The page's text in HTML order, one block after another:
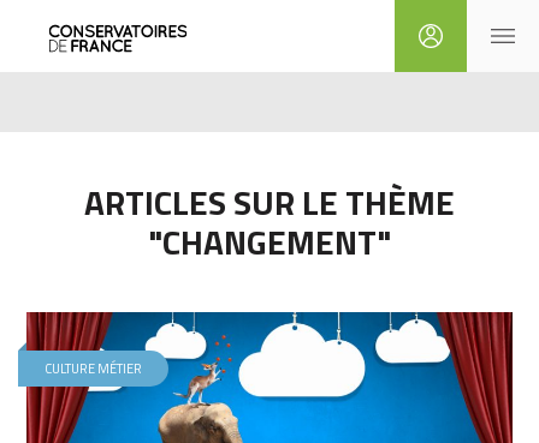
ARTICLES SUR LE THÈME
"CHANGEMENT"
CULTURE MÉTIER